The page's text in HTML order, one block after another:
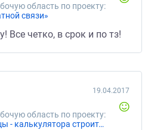
область по проекту:
связи»
Все четко, в срок и по тз!
область по проекту:
«Создание web страницы - калькулятора строительных лесов.»
19.04.2017